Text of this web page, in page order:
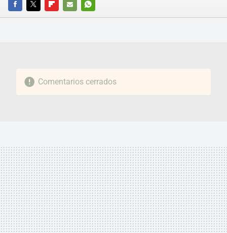
FACEBOOKTWITTERFLIPBOARD
E-
WHATSAPP
Comentarios cerrados